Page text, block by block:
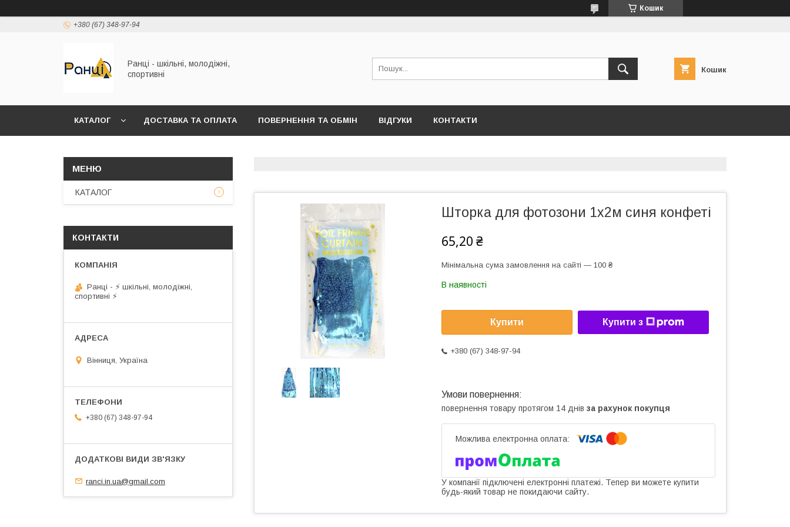
Кошик
+380 (67) 348-97-94
Ранці - шкільні, молодіжні,
спортивні
Кошик
КАТАЛОГ ДОСТАВКА ТА ОПЛАТА ПОВЕРНЕННЯ ТА ОБМІН ВІДГУКИ КОНТАКТИ
Шторка для фотозони 1х2м синя конфеті
65,20 ₴
Мінімальна сума замовлення на сайті — 100 ₴
В наявності
Купити Купити з
+380 (67) 348-97-94
повернення товару протягом 14 днів за рахунок покупця
У компанії підключені електронні платежі. Тепер ви можете купити
будь-який товар не покидаючи сайту.
КАТАЛОГ
КОНТАКТИ
Ранці - ⚡ шкільні, молодіжні,
спортивні ⚡
Вінниця, Україна
+380 (67) 348-97-94
ranci.in.ua@gmail.com